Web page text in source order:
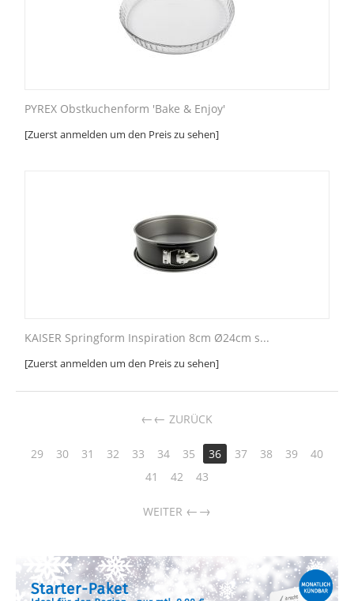
PYREX Obstkuchenform 'Bake & Enjoy'
[Zuerst anmelden um den Preis zu sehen]
KAISER Springform Inspiration 8cm Ø24cm s...
[Zuerst anmelden um den Preis zu sehen]
← ZURÜCK
29 30 31 32 33 34 35 36 37 38 39
40
41
42 43
WEITER →